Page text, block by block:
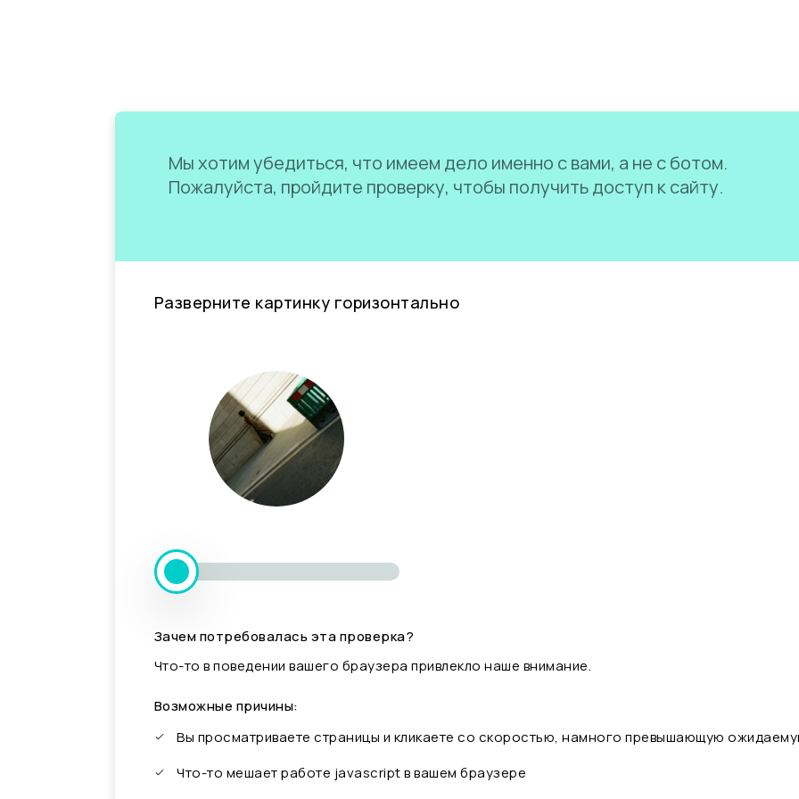
Мы хотим убедиться, что имеем дело именно с вами, а не с ботом.
Пожалуйста, пройдите проверку, чтобы получить доступ к сайту.
Разверните картинку горизонтально
Зачем потребовалась эта проверка?
Что-то в поведении вашего браузера привлекло наше внимание.
Возможные причины:
Вы просматриваете страницы и кликаете со скоростью, намного превышающую
Что-то мешает работе javascript в вашем браузере